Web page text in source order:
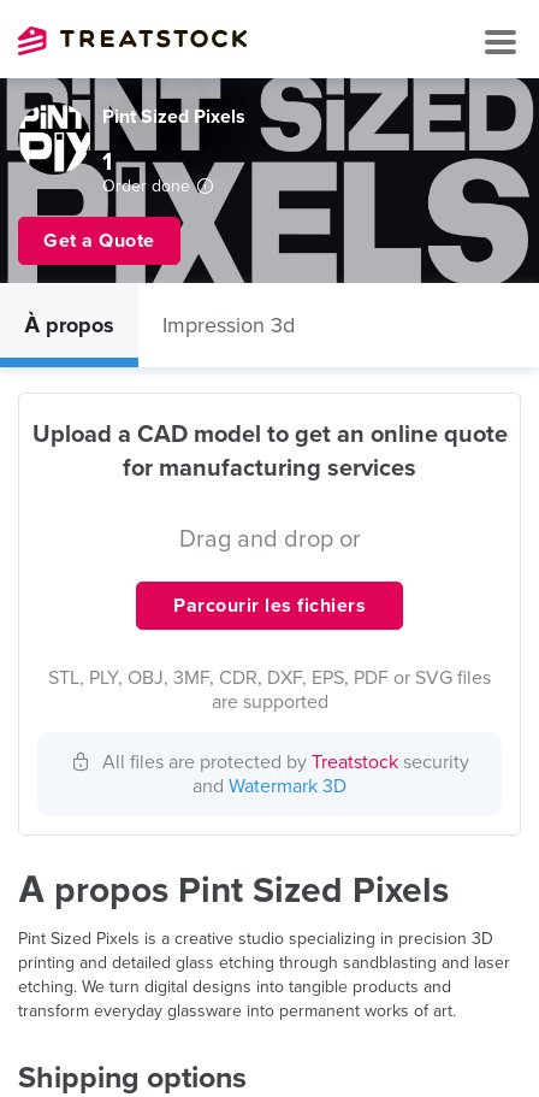
Pint Sized Pixels
1
Order done
Get a Quote
À propos Impression 3d
Upload a CAD model to get an online quote
for manufacturing services
Drag and drop or
Parcourir les fichiers
STL, PLY, OBJ, 3MF, CDR, DXF, EPS, PDF or SVG files
are supported
All files are protected by Treatstocksecurity
and Watermark 3D
À propos Pint Sized Pixels
Pint Sized Pixels is a creative studio specializing in precision 3D
printing and detailed glass etching through sandblasting and laser
etching. We turn digital designs into tangible products and
transform everyday glassware into permanent works of art.
Shipping options